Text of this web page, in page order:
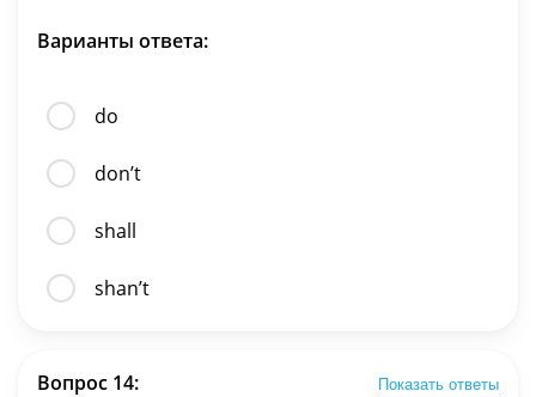
Варианты ответа:
do
don’t
shall
shan’t
Вопрос 14: Показать ответы